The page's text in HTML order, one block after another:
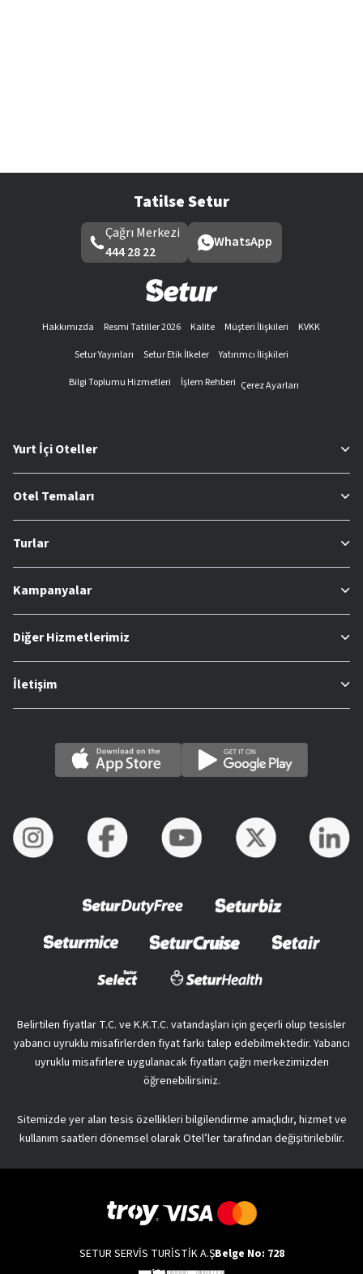
Tatilse Setur
Çağrı Merkezi
444 28 22
WhatsApp
Hakkımızda Resmi Tatiller 2026 Kalite Müşteri İlişkileri
KVKK
Setur Yayınları
Setur Etik İlkeler
Yatırımcı İlişkileri
Bilgi Toplumu Hizmetleri
İşlem Rehberi Çerez Ayarları
Yurt İçi Oteller
Otel Temaları
Turlar
Kampanyalar
Diğer Hizmetlerimiz
İletişim
Belirtilen fiyatlar T.C. ve K.K.T.C. vatandaşları için geçerli olup tesisler
yabancı uyruklu misafirlerden fiyat farkı talep edebilmektedir. Yabancı
uyruklu misafirlere uygulanacak fiyatları çağrı merkezimizden
öğrenebilirsiniz.
Sitemizde yer alan tesis özellikleri bilgilendirme amaçlıdır, hizmet ve
kullanım saatleri dönemsel olarak Otel’ler tarafından değişitirilebilir.
SETUR SERVİS TURİSTİK A.ŞBelge No: 728